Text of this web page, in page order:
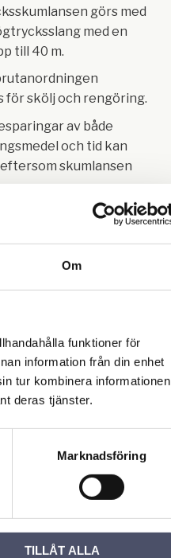
Om
funktioner för
information från din enhet
tur kombinera informationen
deras tjänster.
Marknadsföring
TILLÅT ALLA
görs med
med en
till 40 m.
för skölj och rengöring.
av både
och tid kan
skumlansen
utan att man
eller att man behöver
ytterligare
använda två
två munstycken och
ett munstycke som
prestanda,
några olika utföranden